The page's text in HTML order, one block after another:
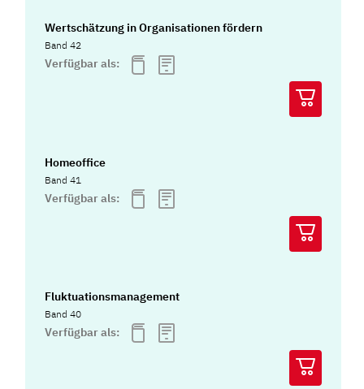
Wertschätzung in Organisationen fördern
Band 42
Verfügbar als:
Homeoffice
Band 41
Verfügbar als:
Fluktuationsmanagement
Band 40
Verfügbar als: